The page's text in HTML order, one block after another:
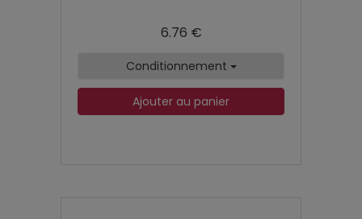
6.76 €
Conditionnement
Ajouter au panier